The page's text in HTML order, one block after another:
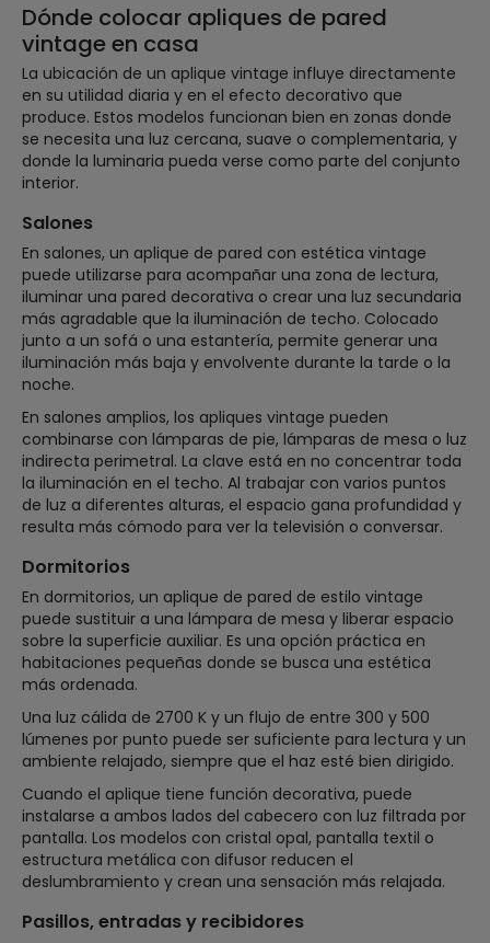
Dónde colocar apliques de pared
vintage en casa
La ubicación de un aplique vintage influye directamente
en su utilidad diaria y en el efecto decorativo que
produce. Estos modelos funcionan bien en zonas donde
se necesita una luz cercana, suave o complementaria, y
donde la luminaria pueda verse como parte del conjunto
interior.
Salones
En salones, un aplique de pared con estética vintage
puede utilizarse para acompañar una zona de lectura,
iluminar una pared decorativa o crear una luz secundaria
más agradable que la iluminación de techo. Colocado
junto a un sofá o una estantería, permite generar una
iluminación más baja y envolvente durante la tarde o la
noche.
En salones amplios, los apliques vintage pueden
combinarse con lámparas de pie, lámparas de mesa o luz
indirecta perimetral. La clave está en no concentrar toda
la iluminación en el techo. Al trabajar con varios puntos
de luz a diferentes alturas, el espacio gana profundidad y
resulta más cómodo para ver la televisión o conversar.
Dormitorios
En dormitorios, un aplique de pared de estilo vintage
puede sustituir a una lámpara de mesa y liberar espacio
sobre la superficie auxiliar. Es una opción práctica en
habitaciones pequeñas donde se busca una estética
más ordenada.
Una luz cálida de 2700 K y un flujo de entre 300 y 500
lúmenes por punto puede ser suficiente para lectura y un
ambiente relajado, siempre que el haz esté bien dirigido.
Cuando el aplique tiene función decorativa, puede
instalarse a ambos lados del cabecero con luz filtrada por
pantalla. Los modelos con cristal opal, pantalla textil o
estructura metálica con difusor reducen el
deslumbramiento y crean una sensación más relajada.
Pasillos, entradas y recibidores